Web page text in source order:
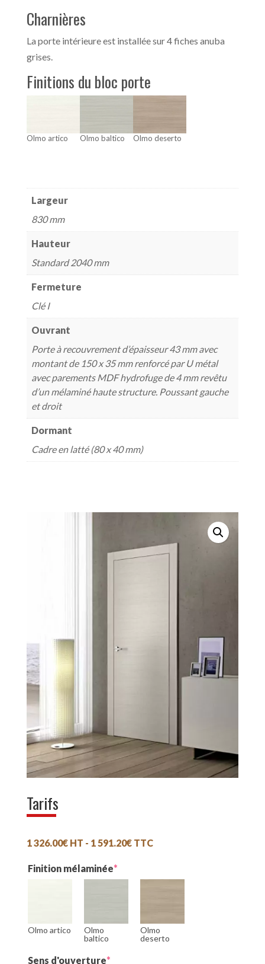
Charnières
La porte intérieure est installée sur 4 fiches anuba
grises.
Finitions du bloc porte
Olmo artico Olmo baltico Olmo deserto
Largeur
830 mm
Hauteur
Standard 2040 mm
Fermeture
Clé I
Ouvrant
Porte à recouvrement d’épaisseur 43 mm avec
montant de 150 x 35 mm renforcé par U métal
avec parements MDF hydrofuge de 4 mm revêtu
d’un mélaminé haute structure. Poussant gauche
et droit
Dormant
Cadre en latté (80 x 40 mm)
Tarifs
1 326.00€ HT - 1 591.20€TTC
Finition mélaminée*(required)
Olmo artico
Olmo
baltico
Olmo
deserto
Sens d'ouverture*(required)